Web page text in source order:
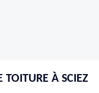
TOITURE À SCIEZ